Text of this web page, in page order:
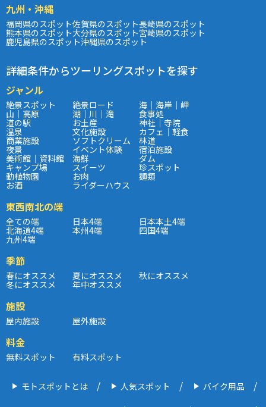
九州・沖縄
福岡県のスポット佐賀県のスポット長崎県のスポット
熊本県のスポット大分県のスポット宮崎県のスポット
鹿児島県のスポット沖縄県のスポット
詳細条件からツーリングスポットを探す
ジャンル
絶景スポット 絶景ロード 海｜海岸｜岬
山｜高原 湖｜川｜滝 食事処
道の駅 お土産 神社｜寺院
温泉 文化施設 カフェ｜軽食
商業施設 ソフトクリーム 林道
夜景 イベント体験 宿泊施設
美術館｜資料館 海鮮 ダム
キャンプ場 スイーツ 珍スポット
動植物園 お肉 麺類
お酒 ライダーハウス
東西南北の端
全ての端 日本4端 日本本土4端
北海道4端 本州4端 四国4端
九州4端
季節
春にオススメ 夏にオススメ 秋にオススメ
冬にオススメ 年中オススメ
施設
屋内施設 屋外施設
料金
無料スポット 有料スポット
モトスポットとは 人気スポット バイク用品